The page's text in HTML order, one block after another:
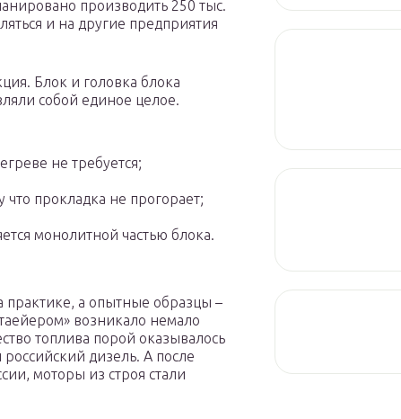
производить 250 тыс.
и на другие предприятия
Блок и головка блока
собой единое целое.
не требуется;
прокладка не прогорает;
монолитной частью блока.
практике, а опытные образцы –
возникало немало
топлива порой оказывалось
дизель. А после
моторы из строя стали